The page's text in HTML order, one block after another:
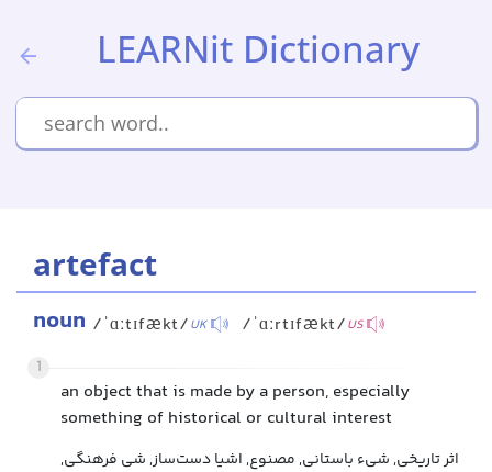
LEARNit Dictionary
artefact
noun /ˈɑːtɪfækt/UK /ˈɑːrtɪfækt/US
1
an object that is made by a person, especially
something of historical or cultural interest
اثر تاریخی, شیء باستانی, مصنوع, اشیا دست‌ساز, شی فرهنگی,